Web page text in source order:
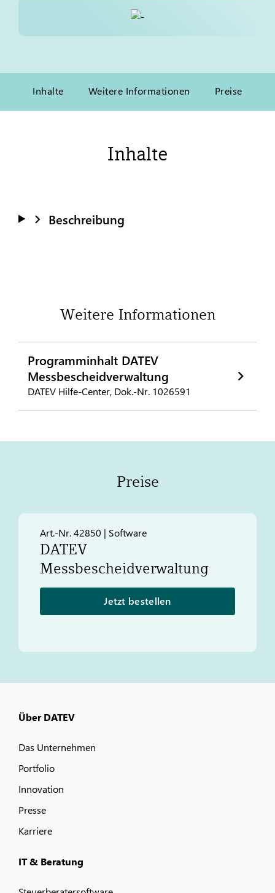
Inhalte Weitere Informationen Preise
Inhalte
Beschreibung
Weitere Informationen
Programminhalt DATEV
Messbescheidverwaltung
DATEV Hilfe-Center, Dok.-Nr. 1026591
Preise
Art.-Nr. 42850 | Software
DATEV
Messbescheidverwaltung
Jetzt bestellen
Über DATEV
Das Unternehmen
Portfolio
Innovation
Presse
Karriere
IT & Beratung